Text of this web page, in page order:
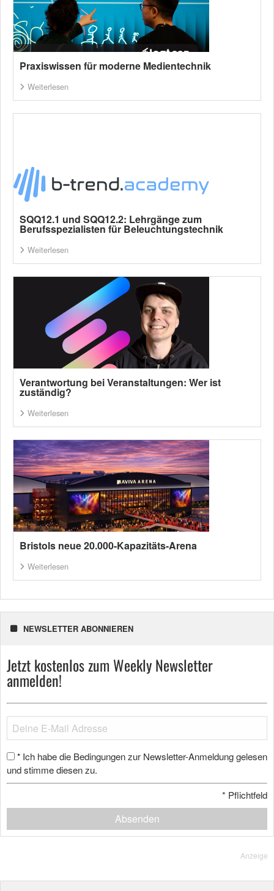
Praxiswissen für moderne Medientechnik
Weiterlesen
SQQ12.1 und SQQ12.2: Lehrgänge zum
Berufsspezialisten für Beleuchtungstechnik
Weiterlesen
Verantwortung bei Veranstaltungen: Wer ist
zuständig?
Weiterlesen
Bristols neue 20.000-Kapazitäts-Arena
Weiterlesen
NEWSLETTER ABONNIEREN
Jetzt kostenlos zum Weekly Newsletter
anmelden!
* Ich habe die Bedingungen zur Newsletter-Anmeldung gelesen
und stimme diesen zu.
* Pflichtfeld
Absenden
Anzeige